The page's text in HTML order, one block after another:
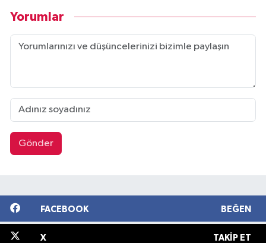
Yorumlar
Gönder
FACEBOOK BEĞEN
X TAKIP ET